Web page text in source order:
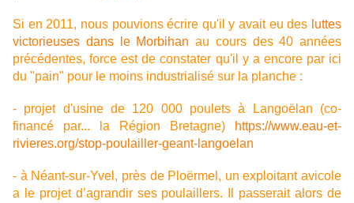
Si en 2011, nous pouvions écrire qu'il y avait eu des luttes
victorieuses dans le Morbihan au cours des 40 années
précédentes, force est de constater qu'il y a encore par ici
du "pain" pour le moins industrialisé sur la planche :
- projet d'usine de 120 000 poulets à Langoëlan (co-
financé par... la Région Bretagne)
https://www.eau-et-
rivieres.org/stop-poulailler-geant-langoelan
- à Néant-sur-Yvel, près de Ploërmel, un exploitant avicole
a le projet d’agrandir ses poulaillers. Il passerait alors de